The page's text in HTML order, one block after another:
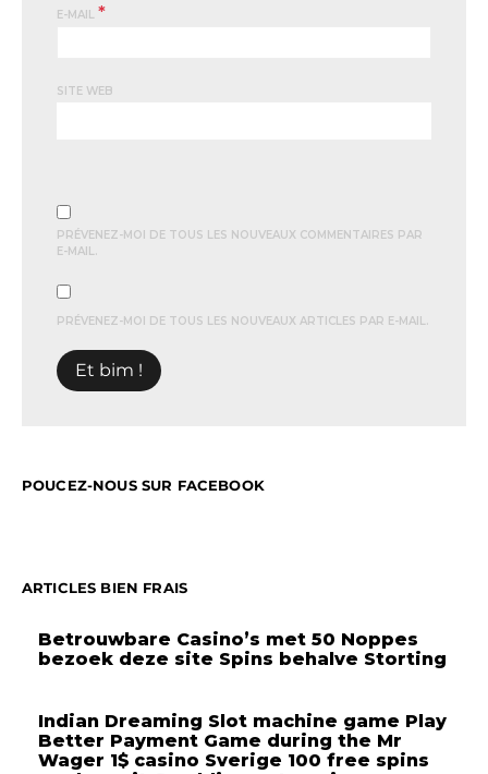
E-MAIL *
SITE WEB
PRÉVENEZ-MOI DE TOUS LES NOUVEAUX COMMENTAIRES PAR
E-MAIL.
PRÉVENEZ-MOI DE TOUS LES NOUVEAUX ARTICLES PAR E-MAIL.
POUCEZ-NOUS SUR FACEBOOK
ARTICLES BIEN FRAIS
Betrouwbare Casino’s met 50 Noppes
bezoek deze site Spins behalve Storting
Indian Dreaming Slot machine game Play
Better Payment Game during the Mr
Wager 1$ casino Sverige 100 free spins